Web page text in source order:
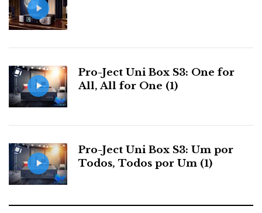
Pro-Ject Uni Box S3: One for
All, All for One (1)
Pro-Ject Uni Box S3: Um por
Todos, Todos por Um (1)